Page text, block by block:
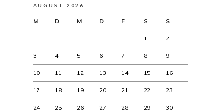
AUGUST 2026
M D M D F S S
1 2
3 4 5 6 7 8 9
10 11 12 13 14 15 16
17 18 19 20 21 22 23
24 25 26 27 28 29 30